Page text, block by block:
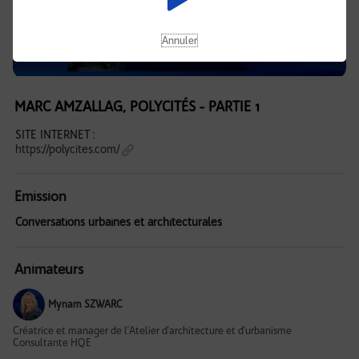
MARC AMZALLAG, POLYCITÉS - PARTIE 1
SITE INTERNET :
https://polycites.com/
Emission
Conversations urbaines et architecturales
Animateurs
Myriam SZWARC
Créatrice et manager de l'Atelier d'architecture et d'urbanisme
Consultante HQE
Annuler